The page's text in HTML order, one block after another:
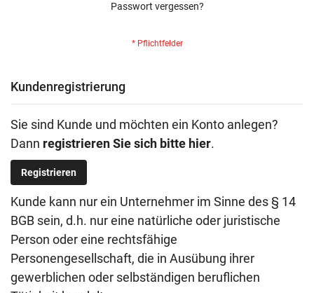
Passwort vergessen?
Kundenregistrierung
Sie sind Kunde und möchten ein Konto anlegen?
Dann registrieren Sie sich bitte hier.
Registrieren
Kunde kann nur ein Unternehmer im Sinne des § 14
BGB sein, d.h. nur eine natürliche oder juristische
Person oder eine rechtsfähige
Personengesellschaft, die in Ausübung ihrer
gewerblichen oder selbständigen beruflichen